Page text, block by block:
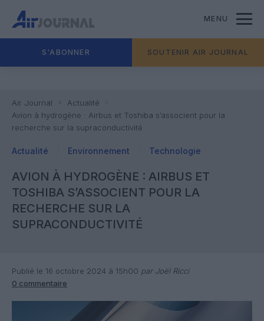
MENU
S'ABONNER SOUTENIR AIR JOURNAL
Air Journal
Actualité
Avion à hydrogène : Airbus et Toshiba s’associent pour la
recherche sur la supraconductivité
Actualité Environnement Technologie
AVION À HYDROGÈNE : AIRBUS ET
TOSHIBA S’ASSOCIENT POUR LA
RECHERCHE SUR LA
SUPRACONDUCTIVITÉ
Publié le 16 octobre 2024 à 15h00 par Joël Ricci
0 commentaire